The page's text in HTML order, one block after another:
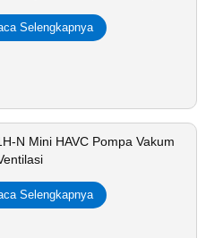
Selengkapnya
N Mini HAVC Pompa Vakum
Selengkapnya